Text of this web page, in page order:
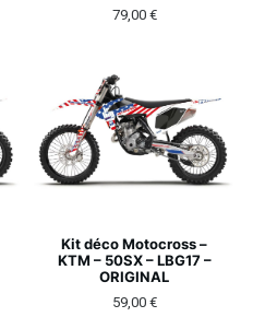
79,00 €
Kit déco Motocross –
KTM – 50SX – LBG17 –
ORIGINAL
59,00 €